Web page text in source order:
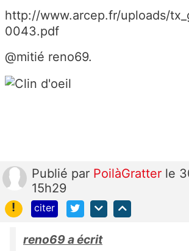
http://www.arcep.fr/uploads/
0043.pdf
@mitié reno69.
Publié par PoilàGratter le
15h29
!
citer
reno69 a écrit